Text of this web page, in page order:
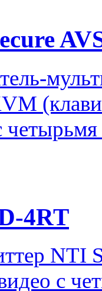
4RT
NTI
с